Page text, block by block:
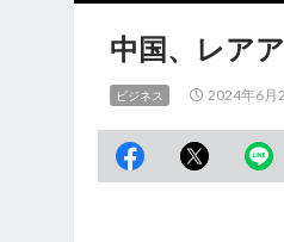
中国、レア
ビジネス 2024年6月